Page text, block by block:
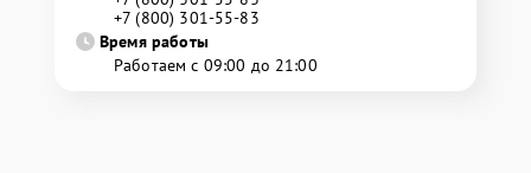
+7 (800) 301-55-83
Время работы
Работаем с 09:00 до 21:00